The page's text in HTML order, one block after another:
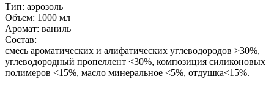
Тип: аэрозоль
Объем: 1000 мл
Аромат: ваниль
Состав:
cмесь ароматических и алифатических углеводородов >30%,
углеводородный пропеллент <30%, композиция силиконовых
полимеров <15%, масло минеральное <5%, отдушка<15%.